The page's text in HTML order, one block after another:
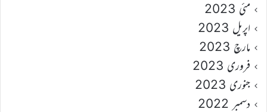
مئی 2023
اپریل 2023
مارچ 2023
فروری 2023
جنوری 2023
دسمبر 2022